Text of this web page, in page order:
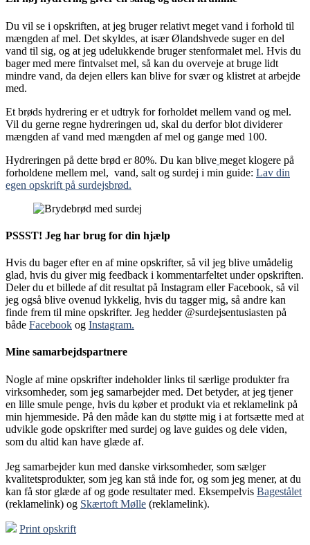
Du vil se i opskriften, at jeg bruger relativt meget vand i forhold til
mængden af mel. Det skyldes, at især Ølandshvede suger en del
vand til sig, og at jeg udelukkende bruger stenformalet mel. Hvis du
bager med mere fintvalset mel, så kan du overveje at bruge lidt
mindre vand, da dejen ellers kan blive for svær og klistret at arbejde
med.
Et brøds hydrering er et udtryk for forholdet mellem vand og mel.
Vil du gerne regne hydreringen ud, skal du derfor blot dividerer
mængden af vand med mængden af mel og gange med 100.
Hydreringen på dette brød er 80%. Du kan blive meget klogere på
forholdene mellem mel, vand, salt og surdej i min guide: Lav din
egen opskrift på surdejsbrød.
PSSST! Jeg har brug for din hjælp
Hvis du bager efter en af mine opskrifter, så vil jeg blive umådelig
glad, hvis du giver mig feedback i kommentarfeltet under opskriften.
Deler du et billede af dit resultat på Instagram eller Facebook, så vil
jeg også blive ovenud lykkelig, hvis du tagger mig, så andre kan
finde frem til mine opskrifter. Jeg hedder @surdejsentusiasten på
både Facebook og Instagram.
Mine samarbejdspartnere
Nogle af mine opskrifter indeholder links til særlige produkter fra
virksomheder, som jeg samarbejder med. Det betyder, at jeg tjener
en lille smule penge, hvis du køber et produkt via et reklamelink på
min hjemmeside. På den måde kan du støtte mig i at fortsætte med at
udvikle gode opskrifter med surdej og lave guides og dele viden,
som du altid kan have glæde af.
Jeg samarbejder kun med danske virksomheder, som sælger
kvalitetsprodukter, som jeg kan stå inde for, og som jeg mener, at du
kan få stor glæde af og gode resultater med. Eksempelvis Bagestålet
(reklamelink) og Skærtoft Mølle (reklamelink).
Print opskrift